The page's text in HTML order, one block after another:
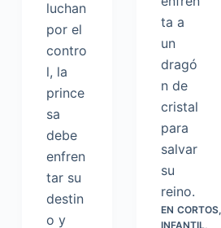
luchan
por el
contro
l, la
prince
sa
debe
enfren
tar su
destin
o y
ta a
un
dragó
n de
cristal
para
salvar
su
reino.
EN CORTOS,
INFANTIL,